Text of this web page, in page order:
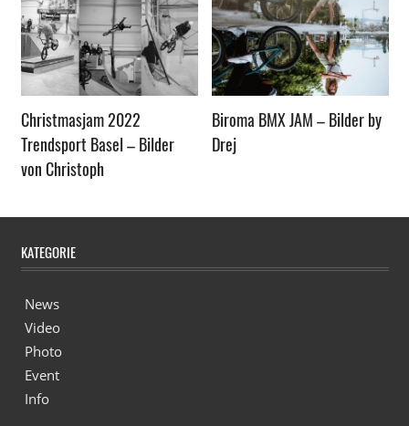
Christmasjam 2022
Trendsport Basel – Bilder
von Christoph
Biroma BMX JAM – Bilder by
Drej
KATEGORIE
News
Video
Photo
Event
Info